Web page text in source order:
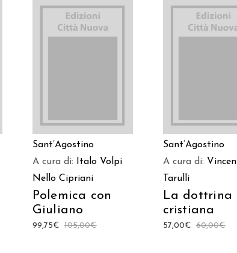
Sant’Agostino
A cura di:
Italo Volpi
Nello Cipriani
Polemica con
Giuliano
105,00€
99,75€
Sant’Agostino
A cura di:
Tarulli
La dottrina
cristiana
60,00€
57,00€